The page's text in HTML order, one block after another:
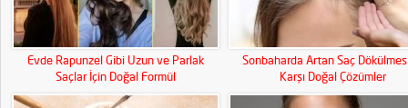
Evde Rapunzel Gibi Uzun ve Parlak
Saçlar İçin Doğal Formül
Sonbaharda Artan Saç
Karşı Doğal Çözümler